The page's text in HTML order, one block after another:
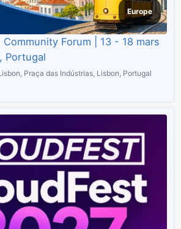
Europe
Community Forum | 13 - 18 mars
Portugal
Praça das Indústrias, Lisbon, Portugal